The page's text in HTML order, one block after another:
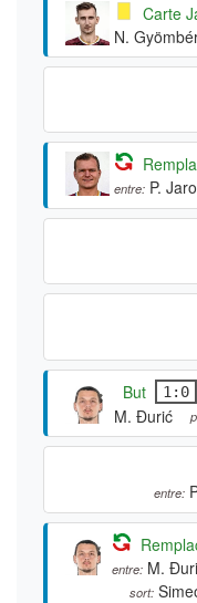
Carte
N.
entre: P.
But 1:0
M. Đurić
entre:
entre: M.
sort: